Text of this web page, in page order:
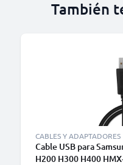
También
CABLES Y ADAPTADORES
Cable USB para
H200 H300 H400